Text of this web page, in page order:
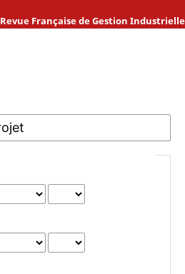
Revue Française de Gestion Industrielle